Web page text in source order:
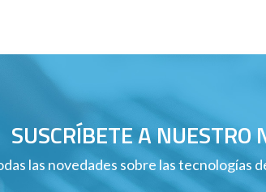
SUSCRÍBETE A NUESTRO
las novedades sobre las tecnologías